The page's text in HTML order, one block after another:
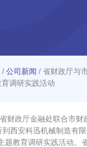
/ 公司新闻 / 省财政厅与
调研实践活动
财政厅金融处联合市财
西安科迅机械制造有
题教育调研实践活动。